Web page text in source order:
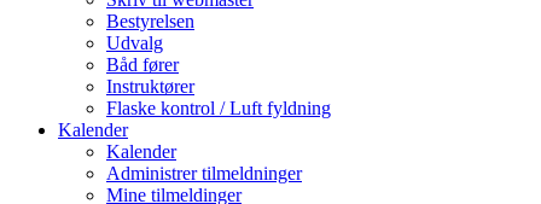
Bestyrelsen
Udvalg
Båd fører
Instruktører
Flaske kontrol / Luft fyldning
Kalender
Kalender
Administrer tilmeldninger
Mine tilmeldinger